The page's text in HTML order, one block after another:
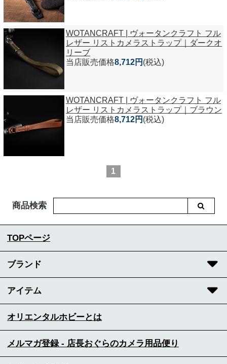
WOTANCRAFT | ヴォータンクラフト フル
レザー リストカメラストラップ｜ダークオ
リーブ
当店販売価格8,712円 (税込)
WOTANCRAFT | ヴォータンクラフト フル
レザー リストカメラストラップ｜ブラウン
当店販売価格8,712円 (税込)
1
商品検索
TOPページ
ブランド
アイテム
オリエンタルホビーとは
メルマガ登録 - 店長おぐらのカメラ用品便り